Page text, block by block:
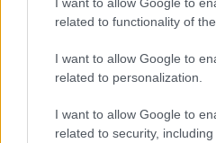
related to functionality of
I want to allow Google to
related to personalization.
I want to allow Google to
related to security,
Διαβάστε επίσης: